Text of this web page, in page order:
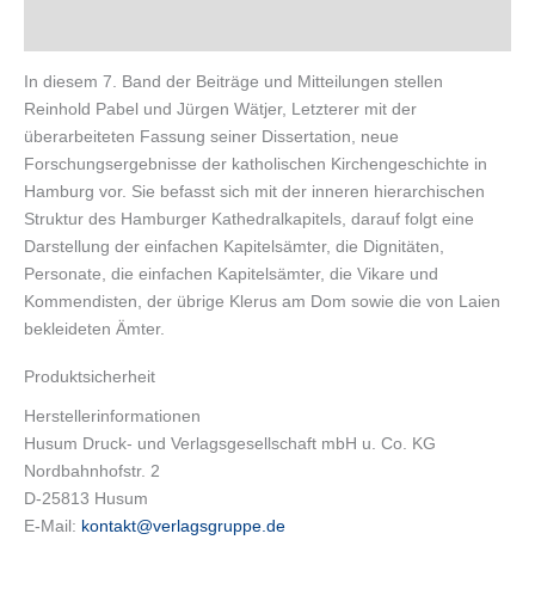
In diesem 7. Band der Beiträge und Mitteilungen stellen
Reinhold Pabel und Jürgen Wätjer, Letzterer mit der
überarbeiteten Fassung seiner Dissertation, neue
Forschungsergebnisse der katholischen Kirchengeschichte in
Hamburg vor. Sie befasst sich mit der inneren hierarchischen
Struktur des Hamburger Kathedralkapitels, darauf folgt eine
Darstellung der einfachen Kapitelsämter, die Dignitäten,
Personate, die einfachen Kapitelsämter, die Vikare und
Kommendisten, der übrige Klerus am Dom sowie die von Laien
bekleideten Ämter.
Produktsicherheit
Herstellerinformationen
Husum Druck- und Verlagsgesellschaft mbH u. Co. KG
Nordbahnhofstr. 2
D-25813 Husum
E-Mail: kontakt@verlagsgruppe.de